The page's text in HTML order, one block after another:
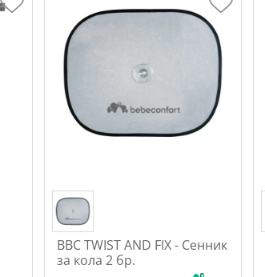
BBC TWIST AND FIX - Сенник
за кола 2 бр.